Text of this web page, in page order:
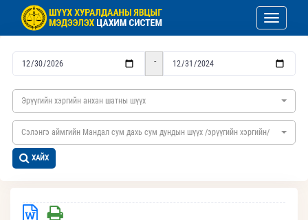
Toggle
-
Эрүүгийн хэргийн анхан шатны шүүх
Сэлэнгэ аймгийн Мандал сум дахь сум дундын шүүх /эрүүгийн хэргийн/
ХАЙХ